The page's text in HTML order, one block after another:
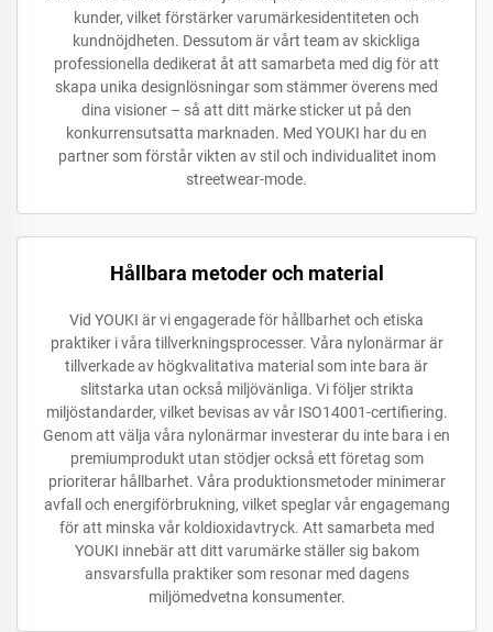
kunder, vilket förstärker varumärkesidentiteten och
kundnöjdheten. Dessutom är vårt team av skickliga
professionella dedikerat åt att samarbeta med dig för att
skapa unika designlösningar som stämmer överens med
dina visioner – så att ditt märke sticker ut på den
konkurrensutsatta marknaden. Med YOUKI har du en
partner som förstår vikten av stil och individualitet inom
streetwear-mode.
Hållbara metoder och material
Vid YOUKI är vi engagerade för hållbarhet och etiska
praktiker i våra tillverkningsprocesser. Våra nylonärmar är
tillverkade av högkvalitativa material som inte bara är
slitstarka utan också miljövänliga. Vi följer strikta
miljöstandarder, vilket bevisas av vår ISO14001-certifiering.
Genom att välja våra nylonärmar investerar du inte bara i en
premiumprodukt utan stödjer också ett företag som
prioriterar hållbarhet. Våra produktionsmetoder minimerar
avfall och energiförbrukning, vilket speglar vår engagemang
för att minska vår koldioxidavtryck. Att samarbeta med
YOUKI innebär att ditt varumärke ställer sig bakom
ansvarsfulla praktiker som resonar med dagens
miljömedvetna konsumenter.